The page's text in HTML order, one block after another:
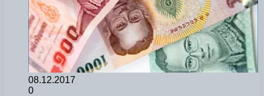
08.12.2017
0